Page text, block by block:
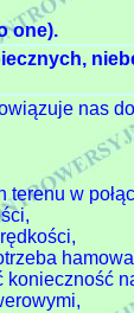
one).
nas
w